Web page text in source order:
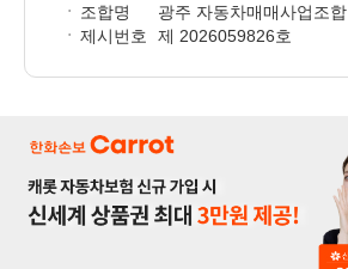
조합명
광주 자동차매매사업조합
제시번호
제 2026059826호